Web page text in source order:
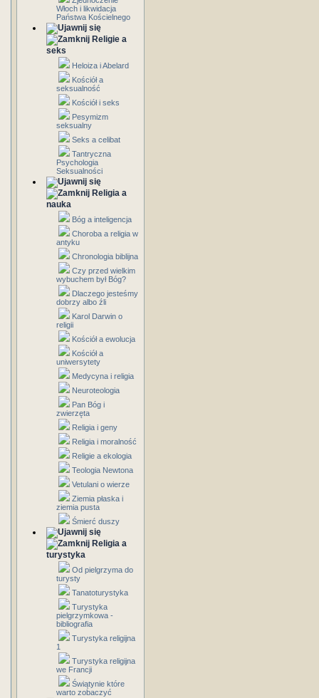
Włoch i likwidacja
Państwa Kościelnego
Religie a
seks
Heloiza i Abelard
Kościół a
seksualność
Kościół i seks
Pesymizm
seksualny
Seks a celibat
Tantryczna
Psychologia
Seksualności
Religia a
nauka
Bóg a inteligencja
Choroba a religia w
antyku
Chronologia biblijna
Czy przed wielkim
wybuchem był Bóg?
Dlaczego jesteśmy
dobrzy albo źli
Karol Darwin o
religii
Kościół a ewolucja
Kościół a
uniwersytety
Medycyna i religia
Neuroteologia
Pan Bóg i
zwierzęta
Religia i geny
Religia i moralność
Religie a ekologia
Teologia Newtona
Vetulani o wierze
Ziemia płaska i
ziemia pusta
Śmierć duszy
Religia a
turystyka
Od pielgrzyma do
turysty
Tanatoturystyka
Turystyka
pielgrzymkowa -
bibliografia
Turystyka religijna
1
Turystyka religijna
we Francji
Świątynie które
warto zobaczyć